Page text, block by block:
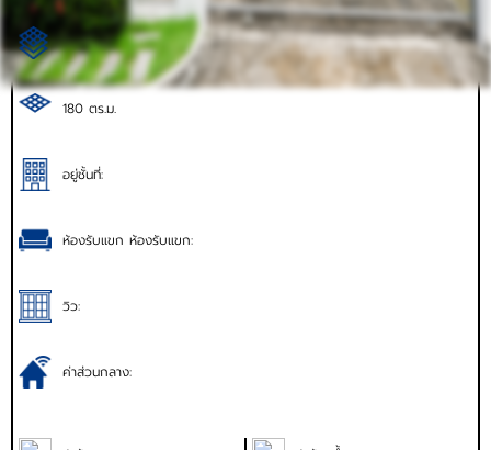
ตร.ว.: 64.9
180 ตร.ม.
อยู่ชั้นที่:
ห้องรับแขก ห้องรับแขก:
วิว:
ค่าส่วนกลาง: